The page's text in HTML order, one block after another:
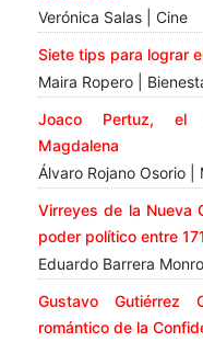
Verónica Salas | Cine
Siete tips para lograr
Maira Ropero |
Joaco Pertuz, el
Magdalena
Álvaro Rojano Osorio |
Virreyes de la Nueva
poder político entre
Eduardo Barrera
Gustavo Gutiérrez
romántico de la